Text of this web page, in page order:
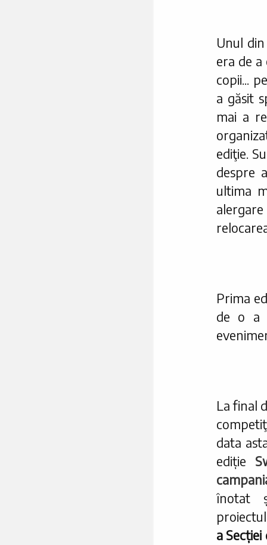
Unul
era de a
copii...
a găsit
mai a
ediţie.
despre
ultima
Prima
de o a
La final
data
ediție
înotat
a